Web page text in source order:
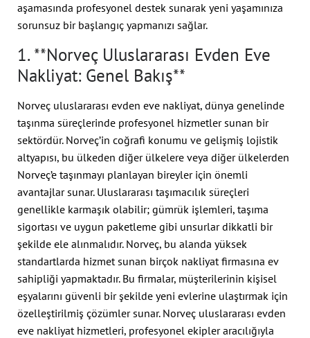
aşamasında profesyonel destek sunarak yeni yaşamınıza
sorunsuz bir başlangıç yapmanızı sağlar.
1. **Norveç Uluslararası Evden Eve
Nakliyat: Genel Bakış**
Norveç uluslararası evden eve nakliyat, dünya genelinde
taşınma süreçlerinde profesyonel hizmetler sunan bir
sektördür. Norveç’in coğrafi konumu ve gelişmiş lojistik
altyapısı, bu ülkeden diğer ülkelere veya diğer ülkelerden
Norveç’e taşınmayı planlayan bireyler için önemli
avantajlar sunar. Uluslararası taşımacılık süreçleri
genellikle karmaşık olabilir; gümrük işlemleri, taşıma
sigortası ve uygun paketleme gibi unsurlar dikkatli bir
şekilde ele alınmalıdır. Norveç, bu alanda yüksek
standartlarda hizmet sunan birçok nakliyat firmasına ev
sahipliği yapmaktadır. Bu firmalar, müşterilerinin kişisel
eşyalarını güvenli bir şekilde yeni evlerine ulaştırmak için
özelleştirilmiş çözümler sunar. Norveç uluslararası evden
eve nakliyat hizmetleri, profesyonel ekipler aracılığıyla